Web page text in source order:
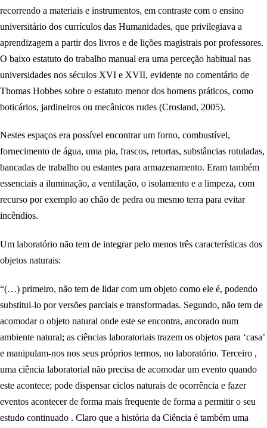
recorrendo a materiais e instrumentos, em contraste com o ensino
universitário dos currículos das Humanidades, que privilegiava a
aprendizagem a partir dos livros e de lições magistrais por professores.
O baixo estatuto do trabalho manual era uma perceção habitual nas
universidades nos séculos XVI e XVII, evidente no comentário de
Thomas Hobbes sobre o estatuto menor dos homens práticos, como
boticários, jardineiros ou mecânicos rudes (Crosland, 2005).
Nestes espaços era possível encontrar um forno, combustível,
fornecimento de água, uma pia, frascos, retortas, substâncias rotuladas,
bancadas de trabalho ou estantes para armazenamento. Eram também
essenciais a iluminação, a ventilação, o isolamento e a limpeza, com
recurso por exemplo ao chão de pedra ou mesmo terra para evitar
incêndios.
Um laboratório não tem de integrar pelo menos três características dos
objetos naturais:
“(…) primeiro, não tem de lidar com um objeto como ele é, podendo
substitui-lo por versões parciais e transformadas. Segundo, não tem de
acomodar o objeto natural onde este se encontra, ancorado num
ambiente natural; as ciências laboratoriais trazem os objetos para ‘casa’
e manipulam-nos nos seus próprios termos, no laboratório. Terceiro ,
uma ciência laboratorial não precisa de acomodar um evento quando
este acontece; pode dispensar ciclos naturais de ocorrência e fazer
eventos acontecer de forma mais frequente de forma a permitir o seu
estudo continuado . Claro que a história da Ciência é também uma